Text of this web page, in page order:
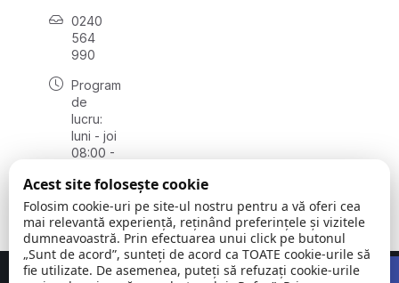
0240
564
990
Program
de
lucru:
luni - joi
08:00 -
vineri
08:00 -
14:00
Acest site folosește cookie
Folosim cookie-uri pe site-ul nostru pentru a vă oferi cea
mai relevantă experiență, reținând preferințele și vizitele
dumneavoastră. Prin efectuarea unui click pe butonul
„Sunt de acord”, sunteți de acord ca TOATE cookie-urile să
fie utilizate. De asemenea, puteți să refuzați cookie-urile